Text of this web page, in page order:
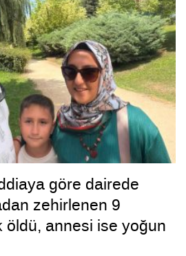
göre dairede
zehirlenen 9
öldü, annesi ise yoğun